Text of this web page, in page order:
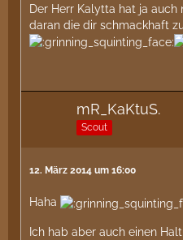
Der Herr Kalytta hat ja
daran die dir schmackhaft
mR_KaKtuS.
Scout
12. März 2014 um 16:00
Haha
Ich hab aber auch einen